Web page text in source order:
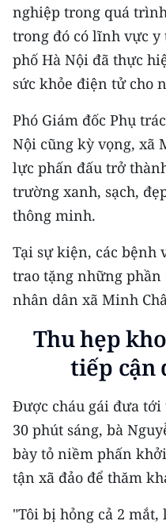
nghiệp trong quá
trong đó có lĩnh vực
phố Hà Nội đã thực
sức khỏe điện tử cho
Phó Giám đốc Phụ
Nội cũng kỳ vọng, xã
lực phấn đấu trở
trường xanh, sạch,
thông minh.
Tại sự kiện, các bệnh
trao tặng những
nhân dân xã Minh
Thu hẹp
tiếp cận
Được cháu gái đưa
30 phút sáng, bà
bày tỏ niềm phấn
tận xã đảo để thăm
"Tôi bị hỏng cả 2